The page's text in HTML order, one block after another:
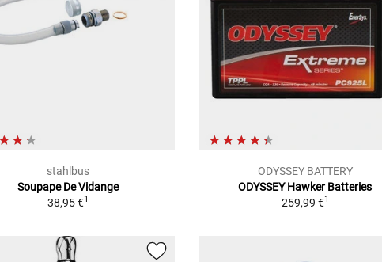
stahlbus
Soupape De Vidange
38,95 €1
ODYSSEY BATTERY
ODYSSEY Hawker Batteries
259,99 €1